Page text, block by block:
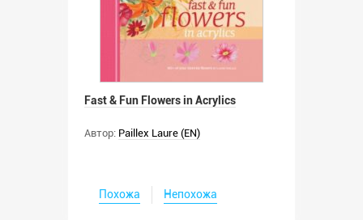
Fast & Fun Flowers in Acrylics
Автор: Paillex Laure (EN)
Похожа Непохожа